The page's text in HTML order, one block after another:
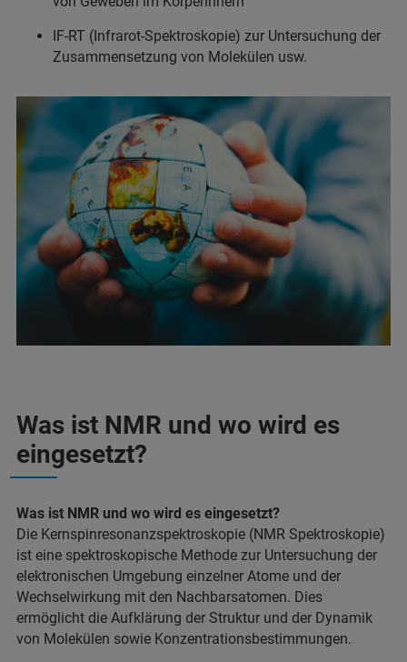
IF-RT (Infrarot-Spektroskopie) zur Untersuchung der
Zusammensetzung von Molekülen usw.
Was ist NMR und wo wird es
eingesetzt?
Was ist NMR und wo wird es eingesetzt?
Die Kernspinresonanzspektroskopie (NMR Spektroskopie)
ist eine spektroskopische Methode zur Untersuchung der
elektronischen Umgebung einzelner Atome und der
Wechselwirkung mit den Nachbarsatomen. Dies
ermöglicht die Aufklärung der Struktur und der Dynamik
von Molekülen sowie Konzentrationsbestimmungen.